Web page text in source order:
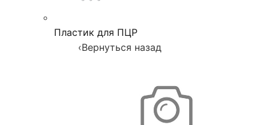
Пластик для ПЦР
‹Вернуться назад